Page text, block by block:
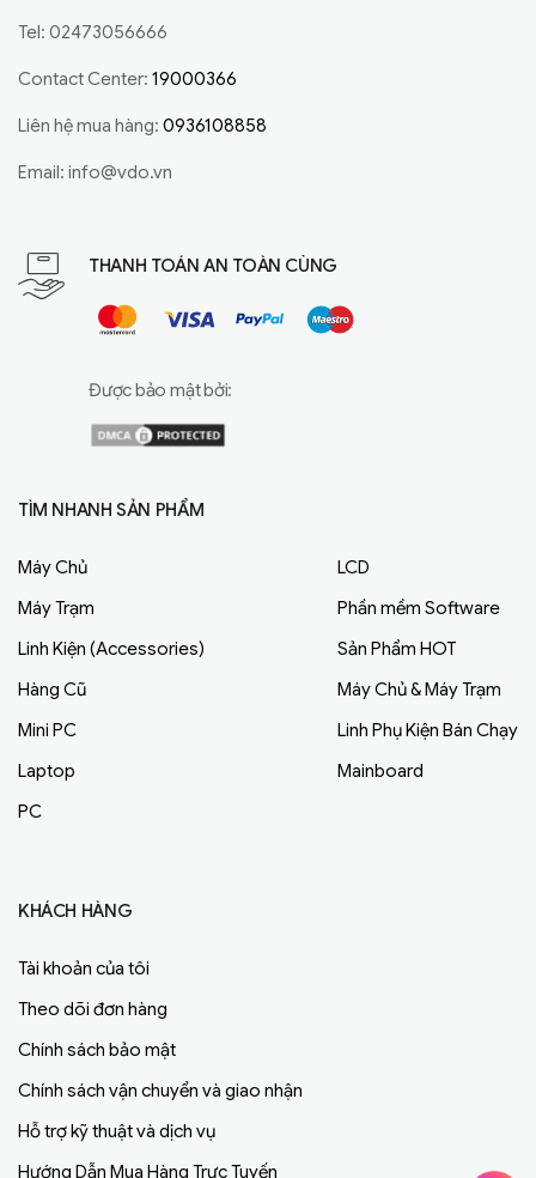
Tel: 02473056666
Contact Center: 19000366
Liên hệ mua hàng: 0936108858
Email: info@vdo.vn
THANH TOÁN AN TOÀN CÙNG
Được bảo mật bởi:
TÌM NHANH SẢN PHẨM
Máy Chủ
Máy Trạm
Linh Kiện (Accessories)
Hàng Cũ
Mini PC
Laptop
PC
LCD
Phần mềm Software
Sản Phẩm HOT
Máy Chủ & Máy Trạm
Linh Phụ Kiện Bán Chạy
Mainboard
KHÁCH HÀNG
Tài khoản của tôi
Theo dõi đơn hàng
Chính sách bảo mật
Chính sách vận chuyển và giao nhận
Hỗ trợ kỹ thuật và dịch vụ
Hướng Dẫn Mua Hàng Trực Tuyến